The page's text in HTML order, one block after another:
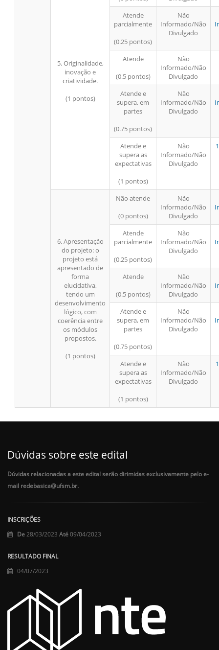
5. Originalidade,
inovação e
criatividade.
(1 pontos)
Atende
parcialmente
(0.25 pontos)
Não
Informado/Não
Divulgado
Atende
(0.5 pontos)
Não
Informado/Não
Divulgado
Atende e
supera, em
partes
(0.75 pontos)
Não
Informado/Não
Divulgado
Atende e
supera as
expectativas
(1 pontos)
Não
Informado/Não
Divulgado
6. Apresentação
do projeto: o
projeto está
apresentado de
forma
elucidativa,
tendo um
desenvolvimento
lógico, com
coerência entre
os módulos
propostos.
(1 pontos)
Não atende
(0 pontos)
Não
Informado/Não
Divulgado
Atende
parcialmente
(0.25 pontos)
Não
Informado/Não
Divulgado
Atende
(0.5 pontos)
Não
Informado/Não
Divulgado
Atende e
supera, em
partes
(0.75 pontos)
Não
Informado/Não
Divulgado
Atende e
supera as
expectativas
(1 pontos)
Não
Informado/Não
Divulgado
Dúvidas sobre este edital
Dúvidas relacionadas a este edital serão dirimidas exclusivamente pelo e-
mail redebasica@ufsm.br.
INSCRIÇÕES
De 28/03/2023 Até09/04/2023
RESULTADO FINAL
04/07/2023